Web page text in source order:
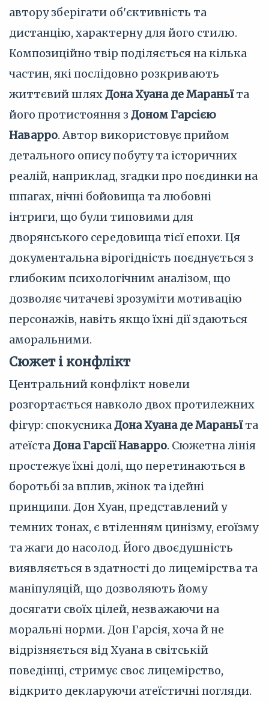
автору зберігати об'єктивність та
дистанцію, характерну для його стилю.
Композиційно твір поділяється на кілька
частин, які послідовно розкривають
життєвий шляхДона Хуана де Мараньїта
його протистояння з Доном Гарсією
Наварро. Автор використовує прийом
детального опису побуту та історичних
реалій, наприклад, згадки про поєдинки на
шпагах, нічні бойовища та любовні
інтриги, що були типовими для
дворянського середовища тієї епохи. Ця
документальна вірогідність поєднується з
глибоким психологічним аналізом, що
дозволяє читачеві зрозуміти мотивацію
персонажів, навіть якщо їхні дії здаються
аморальними.
Сюжет і конфлікт
Центральний конфлікт новели
розгортається навколо двох протилежних
фігур: спокусникаДона Хуана де Мараньїта
атеїстаДона Гарсії Наварро. Сюжетна лінія
простежує їхні долі, що перетинаються в
боротьбі за вплив, жінок та ідейні
принципи. Дон Хуан, представлений у
темних тонах, є втіленням цинізму, егоїзму
та жаги до насолод. Його двоєдушність
виявляється в здатності до лицемірства та
маніпуляцій, що дозволяють йому
досягати своїх цілей, незважаючи на
моральні норми. Дон Гарсія, хоча й не
відрізняється від Хуана в світській
поведінці, стримує своє лицемірство,
відкрито декларуючи атеїстичні погляди.